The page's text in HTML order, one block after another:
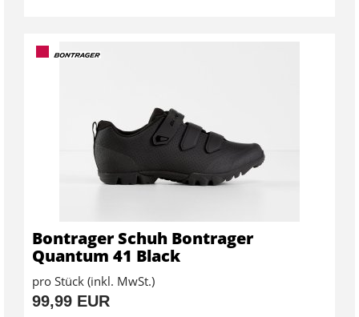
Bontrager Schuh Bontrager
Quantum 41 Black
pro Stück (inkl. MwSt.)
99,99 EUR